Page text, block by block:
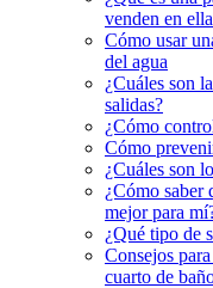
venden en
Cómo usar
del agua
¿Cuáles son
salidas?
¿Cómo
Cómo
¿Cuáles son
¿Cómo saber
mejor para
¿Qué tipo de
Consejos
cuarto de